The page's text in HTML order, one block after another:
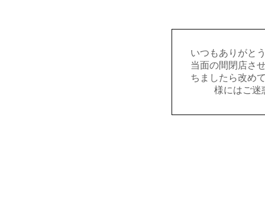
いつもありがと
当面の間閉店さ
ちましたら改め
様にはご迷